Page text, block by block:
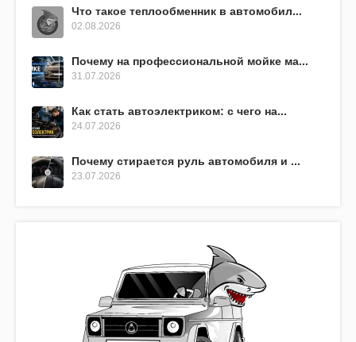
Что такое теплообменник в автомобил...
02.08.2026
Почему на профессиональной мойке ма...
31.07.2026
Как стать автоэлектриком: с чего на...
24.07.2026
Почему стирается руль автомобиля и ...
23.07.2026